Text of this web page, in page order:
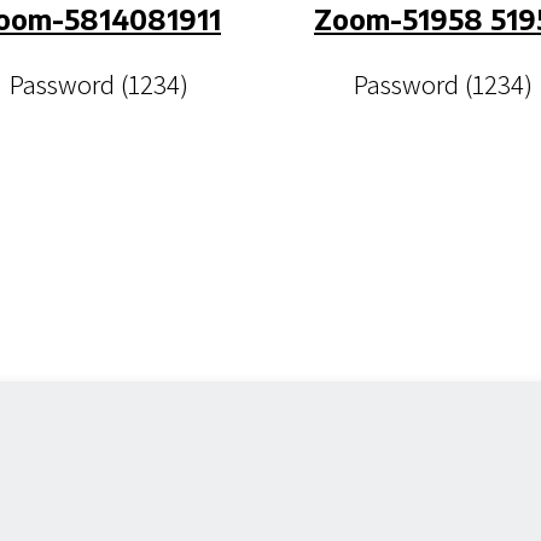
5814081911
Password (1234)
Zoom-51958
Password (1234)